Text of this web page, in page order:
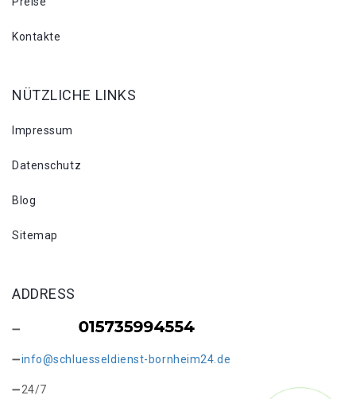
Kontakte
NÜTZLICHE LINKS
Impressum
Datenschutz
Blog
Sitemap
ADDRESS
info@schluesseldienst-bornheim24.de
24/7